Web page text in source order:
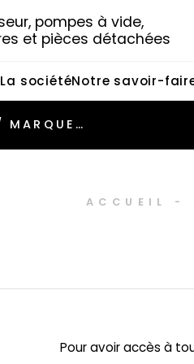
pompes à vide,
et pièces détachées
La sociétéNotre savoir-
ACCUEIL -
Pour avoir accès à